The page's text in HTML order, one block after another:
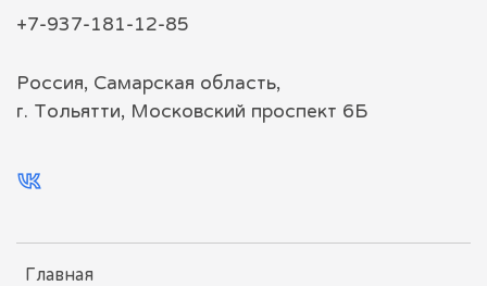
Главная
+7-937-181-12-85
Россия, Самарская область,
г. Тольятти, Московский проспект 6Б